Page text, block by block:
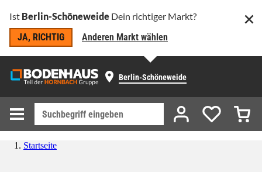
Ist Berlin-Schöneweide Dein richtiger Markt?
JA, RICHTIG
Anderen Markt wählen
Berlin-Schöneweide
Startseite